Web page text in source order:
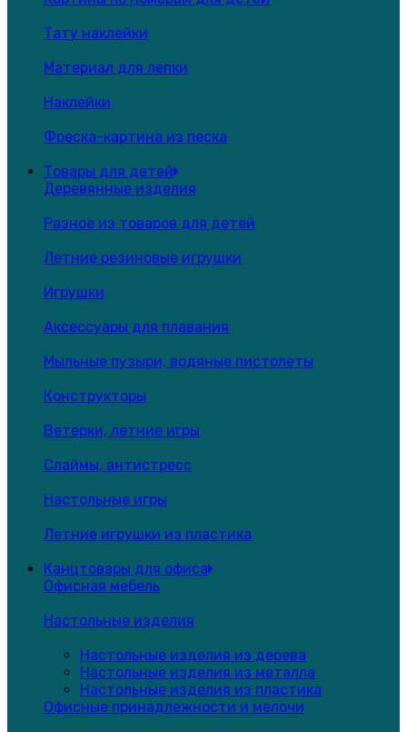
Тату наклейки
Материал для лепки
Наклейки
Фреска-картина из песка
Товары для детей
Деревянные изделия
Разное из товаров для детей
Летние резиновые игрушки
Игрушки
Аксессуары для плавания
Мыльные пузыри, водяные пистолеты
Конструкторы
Ветерки, летние игры
Слаймы, антистресс
Настольные игры
Летние игрушки из пластика
Канцтовары для офиса
Офисная мебель
Настольные изделия
Настольные изделия из дерева
Настольные изделия из металла
Настольные изделия из пластика
Офисные принадлежности и мелочи